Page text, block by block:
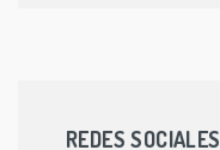
REDES SOCIALES